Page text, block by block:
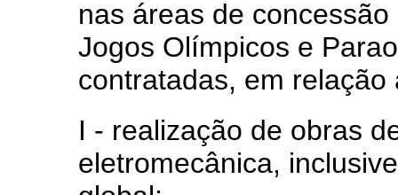
nas áreas de
Jogos Olímpicos e
contratadas, em relação
I - realização de obras
eletromecânica,